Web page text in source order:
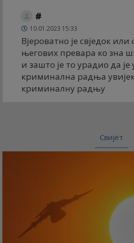
#
10.01.2023 15:33
Вјероватно је свједок или
његових превара ко зна
и зашто је то урадио да
криминална радња
криминалну радњу
Свијет